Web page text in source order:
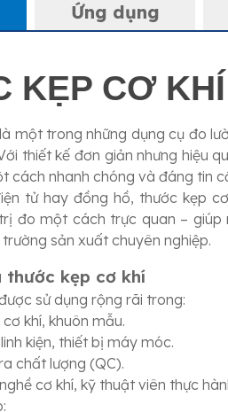
Ứng dụng
KẸP CƠ
một trong những dụng cụ đo
thiết kế đơn giản nhưng hiệu
cách nhanh chóng và đáng tin
tử hay đồng hồ, thước kẹp
đo một cách trực quan – giúp
sản xuất chuyên nghiệp.
thước kẹp cơ khí
sử dụng rộng rãi trong:
khí, khuôn mẫu.
kiện, thiết bị máy móc.
chất lượng (QC).
cơ khí, kỹ thuật viên thực